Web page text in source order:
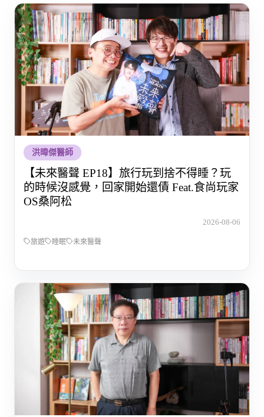
洪暐傑醫師
【未來醫聲 EP18】旅行玩到捨不得睡？玩
的時候沒感覺，回家開始還債 Feat.食尚玩家
OS桑阿松
2026-08-06
旅遊 睡眠 未來醫聲